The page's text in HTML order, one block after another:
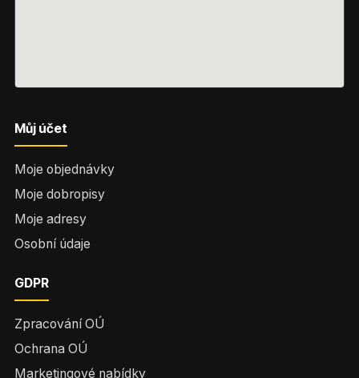
Můj účet
Moje objednávky
Moje dobropisy
Moje adresy
Osobní údaje
GDPR
Zpracování OÚ
Ochrana OÚ
Marketingové nabídky